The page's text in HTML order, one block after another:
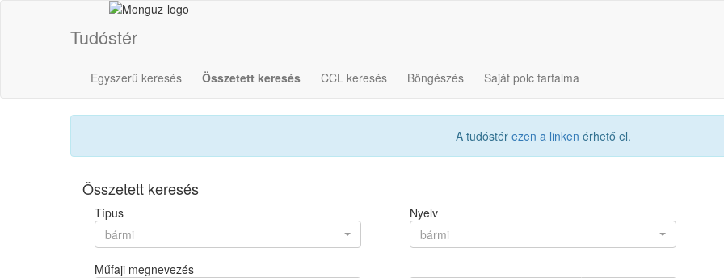
Tudóstér
Egyszerű keresés Összetett keresés CCL keresés Böngészés Saját polc tartalma
A tudóstér ezen a linken érhető el.
Összetett keresés
Típus
bármi
Nyelv
bármi
Műfaji megnevezés